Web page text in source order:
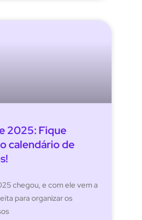
2025: Fique
calendário de
chegou, e com ele vem a
para organizar os